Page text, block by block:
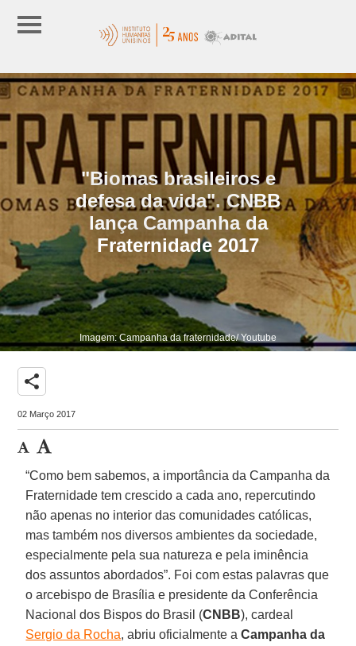
"Biomas brasileiros e
defesa da vida". CNBB
lança Campanha da
Fraternidade 2017
Imagem: Campanha da fraternidade/ Youtube
share
02 Março 2017
“Como bem sabemos, a importância da Campanha da
Fraternidade tem crescido a cada ano, repercutindo
não apenas no interior das comunidades católicas,
mas também nos diversos ambientes da sociedade,
especialmente pela sua natureza e pela iminência
dos assuntos abordados”. Foi com estas palavras que
o arcebispo de Brasília e presidente da Conferência
Nacional dos Bispos do Brasil (CNBB), cardeal
Sergio da Rocha, abriu oficialmente aCampanha da